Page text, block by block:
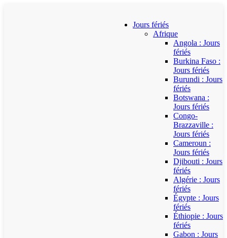
Jours fériés
Afrique
Angola : Jours
fériés
Burkina Faso :
Jours fériés
Burundi : Jours
fériés
Botswana :
Jours fériés
Congo-
Brazzaville :
Jours fériés
Cameroun :
Jours fériés
Djibouti : Jours
fériés
Algérie : Jours
fériés
Égypte : Jours
fériés
Éthiopie : Jours
fériés
Gabon : Jours